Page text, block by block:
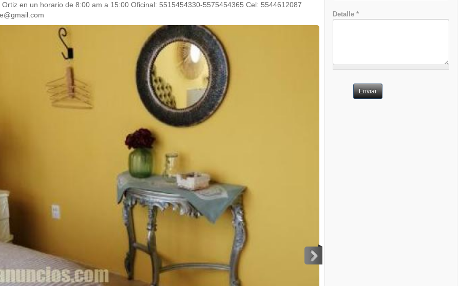
Ortiz en un horario de 8:00 am a 15:00 Oficinal: 5515454330-5575454365 Cel: 5544612087
Detalle*
Enviar